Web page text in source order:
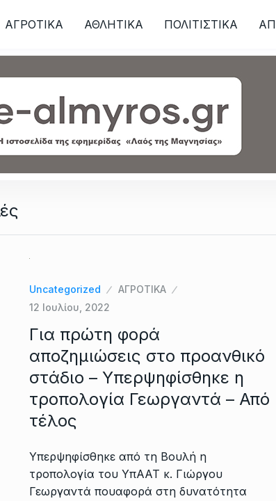
εργαλείων
ΑΓΡΟΤΙΚΑ ΑΘΛΗΤΙKA ΠΟΛΙΤΙΣΤΙΚΑ
Uncategorized
ΑΓΡΟΤΙΚΑ
12 Ιουλίου, 2022
Για πρώτη φορά
αποζημιώσεις στο προανθικό
στάδιο – Υπερψηφίσθηκε η
τροπολογία Γεωργαντά – Από
τέλος
Υπερψηφίσθηκε από τη Βουλή η
τροπολογία του ΥπΑΑΤ κ. Γιώργου
Γεωργαντά πουαφορά στη δυνατότητα